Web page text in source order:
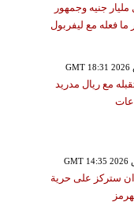
جنيه وجمهور
فعله مع ليفربول
مع ريال مدريد
ستركز على حرية